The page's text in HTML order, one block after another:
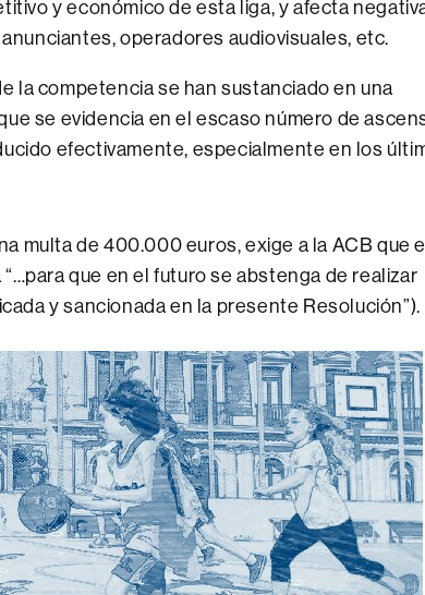
y económico de esta liga, y afecta
operadores audiovisuales, etc.
la competencia se han sustanciado en una
se evidencia en el escaso número de
efectivamente, especialmente en los
multa de 400.000 euros, exige a la ACB que
“…para que en el futuro se abstenga de realizar
y sancionada en la presente Resolución”).